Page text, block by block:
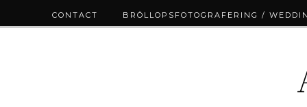
CONTACT BRÖLLOPSFOTOGRAFERING /